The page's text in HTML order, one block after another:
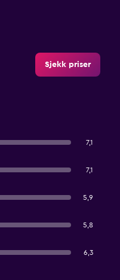
Sjekk priser
7,1
7,1
5,9
5,8
6,3